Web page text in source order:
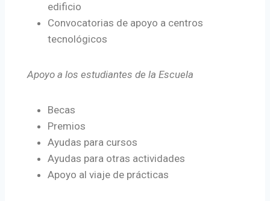
edificio
Convocatorias de apoyo a centros
tecnológicos
Apoyo a los estudiantes de la Escuela
Becas
Premios
Ayudas para cursos
Ayudas para otras actividades
Apoyo al viaje de prácticas